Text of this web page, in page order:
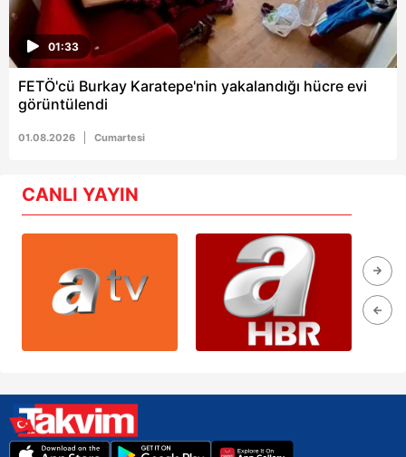
01:33
FETÖ'cü Burkay Karatepe'nin yakalandığı hücre evi
görüntülendi
01.08.2026 Cumartesi
CANLI YAYIN